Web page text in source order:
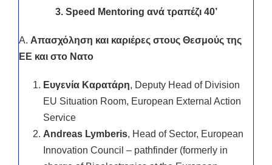
3. Speed Mentoring ανά τραπέζι 40’
Α. Απασχόληση και καριέρες στους Θεσμούς της
ΕΕ και στο Νατο
Ευγενία Καρατάρη, Deputy Head of Division
EU Situation Room, European External Action
Service
Andreas Lymberis, Head of Sector, European
Innovation Council – pathfinder (formerly in